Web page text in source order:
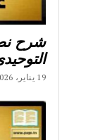
شرح
19 يناير، 2026